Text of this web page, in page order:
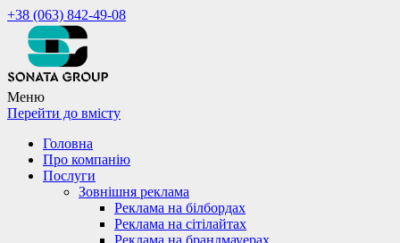
+38 (063) 842-49-08
Меню
Перейти до вмісту
Головна
Про компанію
Послуги
Зовнішня реклама
Реклама на білбордах
Реклама на сітілайтах
Реклама на брандмауерах